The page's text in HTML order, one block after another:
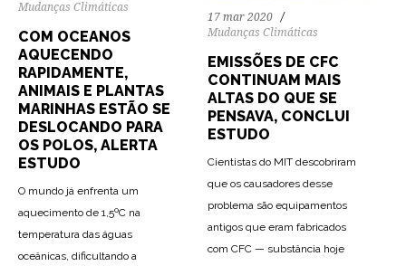
Mudanças Climáticas
COM OCEANOS
AQUECENDO
RAPIDAMENTE,
ANIMAIS E PLANTAS
MARINHAS ESTÃO SE
DESLOCANDO PARA
OS POLOS, ALERTA
ESTUDO
O mundo já enfrenta um
aquecimento de 1,5ºC na
temperatura das águas
oceânicas, dificultando a
17 mar 2020
Mudanças Climáticas
EMISSÕES DE CFC
CONTINUAM MAIS
ALTAS DO QUE SE
PENSAVA, CONCLUI
ESTUDO
Cientistas do MIT descobriram
que os causadores desse
problema são equipamentos
antigos que eram fabricados
com CFC — substância hoje